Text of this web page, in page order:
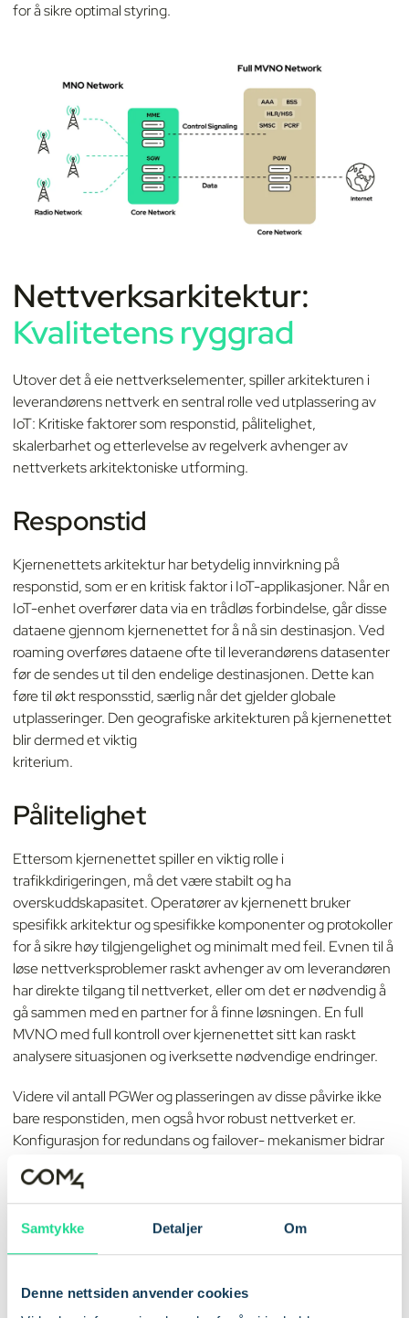
Samtykke Detaljer Om
Denne nettsiden anvender cookies
for å sikre optimal styring.
Nettverksarkitektur:
Kvalitetens ryggrad
Utover det å eie nettverkselementer, spiller arkitekturen i
leverandørens nettverk en sentral rolle ved utplassering av
IoT: Kritiske faktorer som responstid, pålitelighet,
skalerbarhet og etterlevelse av regelverk avhenger av
nettverkets arkitektoniske utforming.
Responstid
Kjernenettets arkitektur har betydelig innvirkning på
responstid, som er en kritisk faktor i IoT-applikasjoner. Når en
IoT-enhet overfører data via en trådløs forbindelse, går disse
dataene gjennom kjernenettet for å nå sin destinasjon. Ved
roaming overføres dataene ofte til leverandørens datasenter
før de sendes ut til den endelige destinasjonen. Dette kan
føre til økt responsstid, særlig når det gjelder globale
utplasseringer. Den geografiske arkitekturen på kjernenettet
blir dermed et viktig
kriterium.
Pålitelighet
Ettersom kjernenettet spiller en viktig rolle i
trafikkdirigeringen, må det være stabilt og ha
overskuddskapasitet. Operatører av kjernenett bruker
spesifikk arkitektur og spesifikke komponenter og protokoller
for å sikre høy tilgjengelighet og minimalt med feil. Evnen til å
løse nettverksproblemer raskt avhenger av om leverandøren
har direkte tilgang til nettverket, eller om det er nødvendig å
gå sammen med en partner for å finne løsningen. En full
MVNO med full kontroll over kjernenettet sitt kan raskt
analysere situasjonen og iverksette nødvendige endringer.
Videre vil antall PGWer og plasseringen av disse påvirke ikke
bare responstiden, men også hvor robust nettverket er.
Konfigurasjon for redundans og failover- mekanismer bidrar
gateway, kan trafikken sømløst overføres til en annen PGW i
drift, for slik åopprettholde forbindelsen.
Geografisk reservekapasitet, der noder blir utplassert i ulike
regioner, reduserer risikoen for samtidig svikt grunnet faktorer